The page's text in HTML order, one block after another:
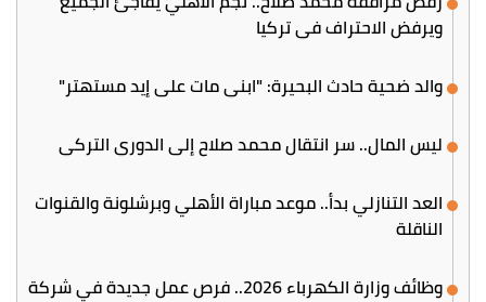
ويرفض الاحتراف في تركيا
والد ضحية حادث البحيرة: "ابني مات على إيد مستهتر"
ليس المال.. سر انتقال محمد صلاح إلى الدوري التركي
العد التنازلي بدأ.. موعد مباراة الأهلي وبرشلونة والقنوات
الناقلة
وظائف وزارة الكهرباء 2026.. فرص عمل جديدة في شركة